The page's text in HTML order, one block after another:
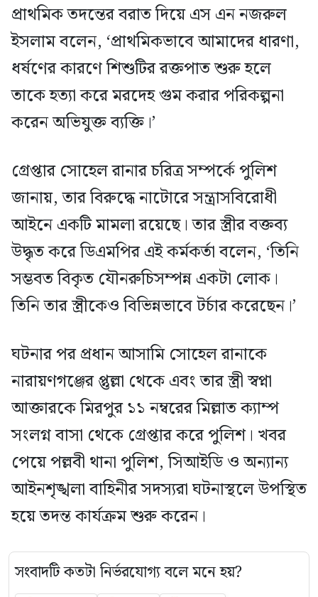
প্রাথমিক তদন্তের বরাত দিয়ে এস এন নজরুল
ইসলাম বলেন, ‘প্রাথমিকভাবে আমাদের ধারণা,
ধর্ষণের কারণে শিশুটির রক্তপাত শুরু হলে
তাকে হত্যা করে মরদেহ গুম করার পরিকল্পনা
করেন অভিযুক্ত ব্যক্তি।’
গ্রেপ্তার সোহেল রানার চরিত্র সম্পর্কে পুলিশ
জানায়, তার বিরুদ্ধে নাটোরে সন্ত্রাসবিরোধী
আইনে একটি মামলা রয়েছে। তার স্ত্রীর বক্তব্য
উদ্ধৃত করে ডিএমপির এই কর্মকর্তা বলেন, ‘তিনি
সম্ভবত বিকৃত যৌনরুচিসম্পন্ন একটা লোক।
তিনি তার স্ত্রীকেও বিভিন্নভাবে টর্চার করেছেন।’
ঘটনার পর প্রধান আসামি সোহেল রানাকে
নারায়ণগঞ্জের প্তুল্লা থেকে এবং তার স্ত্রী স্বপ্না
আক্তারকে মিরপুর ১১ নম্বরের মিল্লাত ক্যাম্প
সংলগ্ন বাসা থেকে গ্রেপ্তার করে পুলিশ। খবর
পেয়ে পল্লবী থানা পুলিশ, সিআইডি ও অন্যান্য
আইনশৃঙ্খলা বাহিনীর সদস্যরা ঘটনাস্থলে উপস্থিত
হয়ে তদন্ত কার্যক্রম শুরু করেন।
সংবাদটি কতটা নির্ভরযোগ্য বলে মনে হয়?